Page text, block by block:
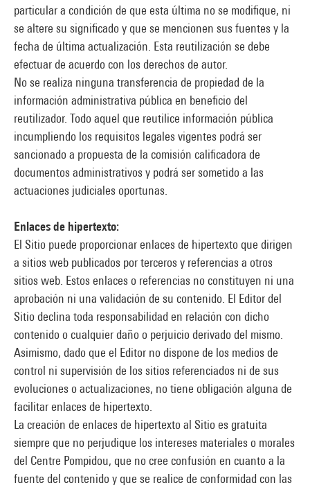
particular a condición de que esta última no se modifique, ni
se altere su significado y que se mencionen sus fuentes y la
fecha de última actualización. Esta reutilización se debe
efectuar de acuerdo con los derechos de autor.
No se realiza ninguna transferencia de propiedad de la
información administrativa pública en beneficio del
reutilizador. Todo aquel que reutilice información pública
incumpliendo los requisitos legales vigentes podrá ser
sancionado a propuesta de la comisión calificadora de
documentos administrativos y podrá ser sometido a las
actuaciones judiciales oportunas.
Enlaces de hipertexto:
El Sitio puede proporcionar enlaces de hipertexto que dirigen
a sitios web publicados por terceros y referencias a otros
sitios web. Estos enlaces o referencias no constituyen ni una
aprobación ni una validación de su contenido. El Editor del
Sitio declina toda responsabilidad en relación con dicho
contenido o cualquier daño o perjuicio derivado del mismo.
Asimismo, dado que el Editor no dispone de los medios de
control ni supervisión de los sitios referenciados ni de sus
evoluciones o actualizaciones, no tiene obligación alguna de
facilitar enlaces de hipertexto.
La creación de enlaces de hipertexto al Sitio es gratuita
siempre que no perjudique los intereses materiales o morales
del Centre Pompidou, que no cree confusión en cuanto a la
fuente del contenido y que se realice de conformidad con las